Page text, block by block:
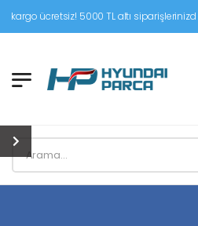
5000 TL altı siparişlerinizde